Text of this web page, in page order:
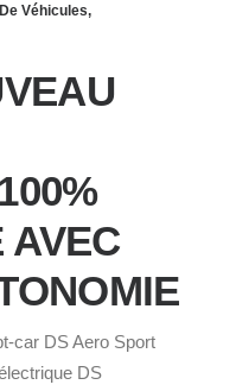
Véhicules,
AVEC
car DS Aero Sport
DS